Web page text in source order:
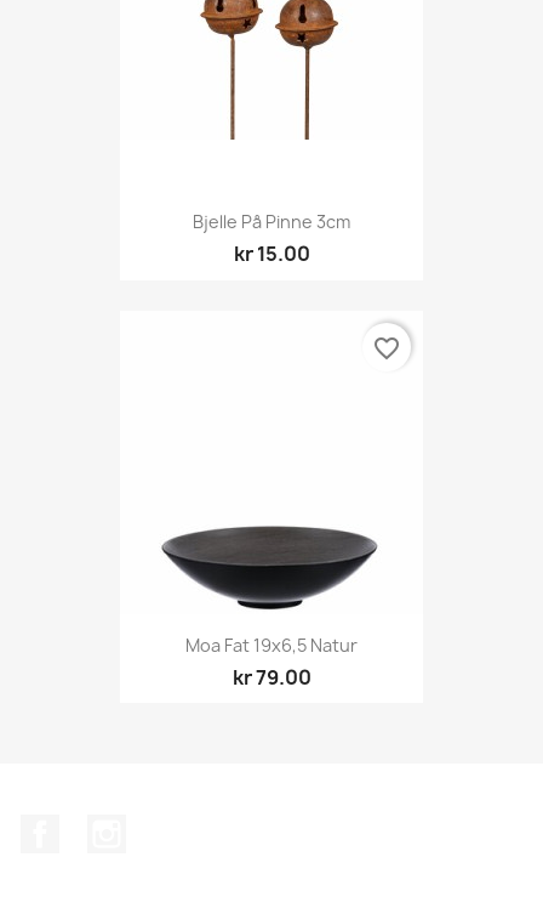
Bjelle På Pinne 3cm
kr 15.00
Moa Fat 19x6,5 Natur
kr 79.00
favorite_border